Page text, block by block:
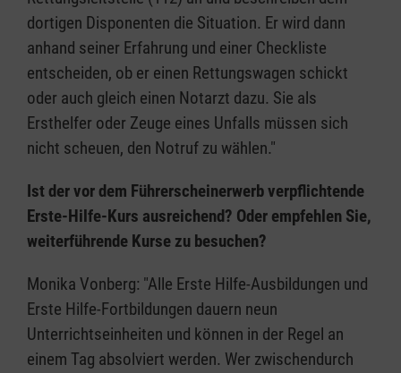
dortigen Disponenten die Situation. Er wird dann
anhand seiner Erfahrung und einer Checkliste
entscheiden, ob er einen Rettungswagen schickt
oder auch gleich einen Notarzt dazu. Sie als
Ersthelfer oder Zeuge eines Unfalls müssen sich
nicht scheuen, den Notruf zu wählen."
Ist der vor dem Führerscheinerwerb verpflichtende
Erste-Hilfe-Kurs ausreichend? Oder empfehlen Sie,
weiterführende Kurse zu besuchen?
Monika Vonberg: "Alle Erste Hilfe-Ausbildungen und
Erste Hilfe-Fortbildungen dauern neun
Unterrichtseinheiten und können in der Regel an
einem Tag absolviert werden. Wer zwischendurch